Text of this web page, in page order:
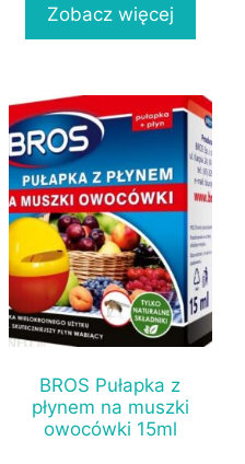
Zobacz więcej
BROS Pułapka z
płynem na muszki
owocówki 15ml